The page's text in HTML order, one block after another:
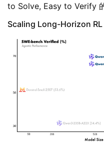
to Solve, Easy to Verify
Scaling Long-Horizon RL